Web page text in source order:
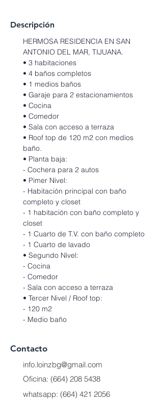
Descripción
HERMOSA RESIDENCIA EN SAN
ANTONIO DEL MAR, TIJUANA.
• 3 habitaciones
• 4 baños completos
• 1 medios baños
• Garaje para 2 estacionamientos
• Cocina
• Comedor
• Sala con acceso a terraza
• Roof top de 120 m2 con medios
baño.
• Planta baja:
- Cochera para 2 autos
• Pimer Nivel:
- Habitación principal con baño
completo y closet
- 1 habitación con baño completo y
closet
- 1 Cuarto de T.V. con baño completo
- 1 Cuarto de lavado
• Segundo Nivel:
- Cocina
- Comedor
- Sala con acceso a terraza
• Tercer Nivel / Roof top:
- 120 m2
- Medio baño
Contacto
info.loinzbg@gmail.com
Oficina: (664) 208 5438
whatsapp: (664) 421 2056